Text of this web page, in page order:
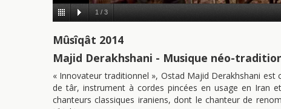
1 / 3
Mûsîqât 2014
Majid Derakhshani - Musique néo-
« Innovateur traditionnel », Ostad Majid Derakhshani
de târ, instrument à cordes pincées en usage en Iran
chanteurs classiques iraniens, dont le chanteur de